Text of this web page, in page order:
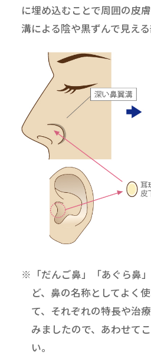
に埋め込むことで周囲の皮
溝による陰や黒ずんで見える
※「だんご鼻」「あぐら鼻
ど、鼻の名称としてよく
て、それぞれの特長や治
みましたので、あわせて
い。